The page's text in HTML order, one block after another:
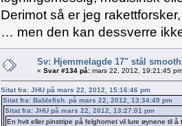
Derimot så er jeg
… men den kan dessverre
Sv: Hjemmelagde 17" stål
« Svar #134 på: mars 22, 2012, 19:21:45
Sitat fra: JHU på mars 22, 2012, 15:16:46 pm
Sitat fra: Bablefish. på mars 22, 2012, 13:34:49 pm
Sitat fra: JHU på mars 22, 2012, 13:27:01 pm
En hvit eller pinstripe på felghornet vil lure øynene til